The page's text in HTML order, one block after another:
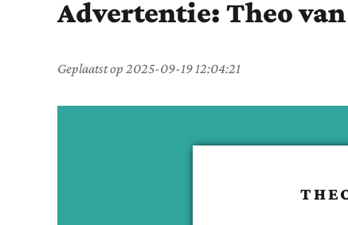
Advertentie: Theo
Geplaatst op 2025-09-19 12:04:21